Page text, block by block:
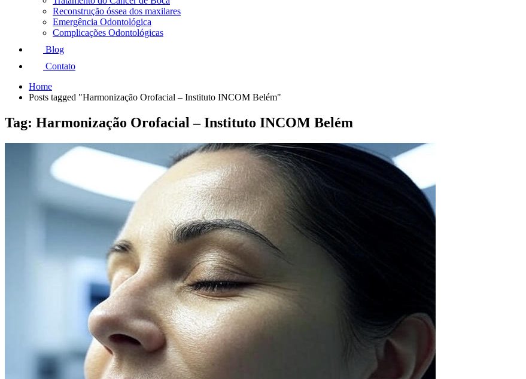
Reconstrução óssea dos maxilares
Emergência Odontológica
Complicações Odontológicas
Blog
Contato
Home
Posts tagged "Harmonização Orofacial – Instituto INCOM Belém"
Tag: Harmonização Orofacial – Instituto INCOM Belém